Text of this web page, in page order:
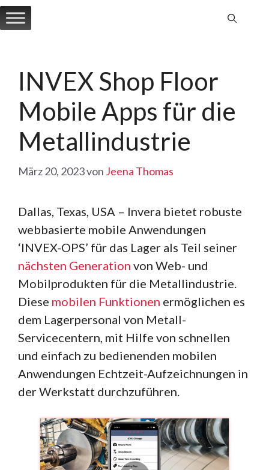
Zum
Inhalt
INVEX Shop Floor
Mobile Apps für die
Metallindustrie
März 20, 2023von Jeena Thomas
Dallas, Texas, USA – Invera bietet robuste
webbasierte mobile Anwendungen
‘INVEX-OPS’ für das Lager als Teil seiner
nächsten Generation von Web- und
Mobilprodukten für die Metallindustrie.
Diese mobilen Funktionen ermöglichen es
dem Lagerpersonal von Metall-
Servicecentern, mit Hilfe von schnellen
und einfach zu bedienenden mobilen
Anwendungen Echtzeit-Aufzeichnungen in
der Werkstatt durchzuführen.